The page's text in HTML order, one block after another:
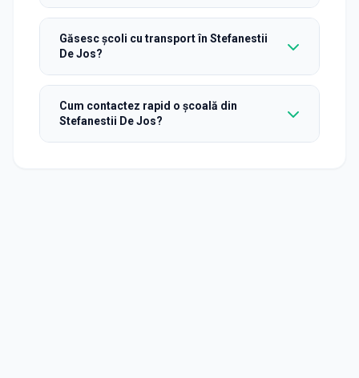
Găsesc școli cu transport în Stefanestii
De Jos?
Cum contactez rapid o școală din
Stefanestii De Jos?